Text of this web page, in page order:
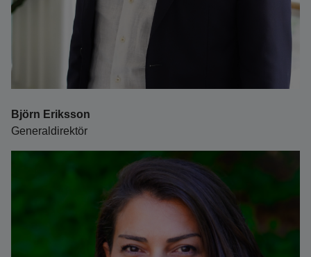
Björn Eriksson
Generaldirektör